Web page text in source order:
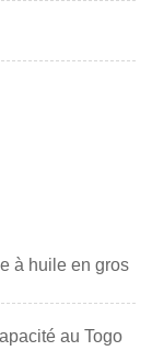
à huile en gros
au Togo